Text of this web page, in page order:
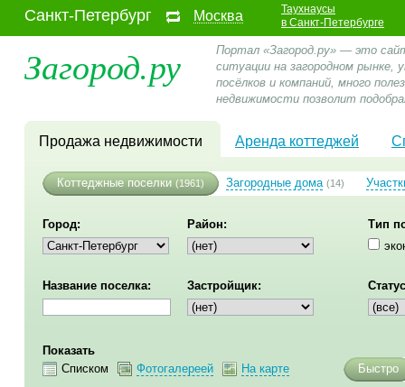
Санкт-Петербург Москва
Таухнаусы
в Санкт-Петербурге
Загород.ру
Портал «Загород.ру» — это
ситуации на загородном
посёлков и компаний, много
недвижимости позволит
Продажа недвижимости Аренда коттеджей
Коттеджные поселки (1961) Загородные дома (14)
Город: Район:
Тип
Название поселка: Застройщик:
Показать
Списком
Фотогалереей На карте Быстро